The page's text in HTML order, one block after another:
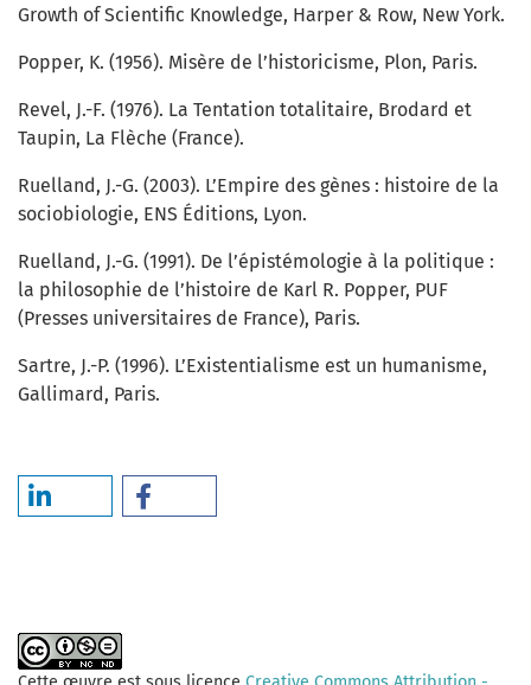
Growth of Scientific Knowledge, Harper & Row, New York.
Popper, K. (1956). Misère de l’historicisme, Plon, Paris.
Revel, J.-F. (1976). La Tentation totalitaire, Brodard et
Taupin, La Flèche (France).
Ruelland, J.-G. (2003). L’Empire des gènes : histoire de la
sociobiologie, ENS Éditions, Lyon.
Ruelland, J.-G. (1991). De l’épistémologie à la politique :
la philosophie de l’histoire de Karl R. Popper, PUF
(Presses universitaires de France), Paris.
Sartre, J.-P. (1996). L’Existentialisme est un humanisme,
Gallimard, Paris.